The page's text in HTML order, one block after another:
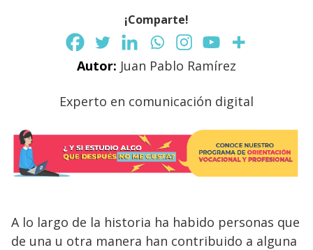
¡Comparte!
Autor: Juan Pablo Ramírez
Experto en comunicación digital
A lo largo de la historia ha habido personas que
de una u otra manera han contribuido a alguna